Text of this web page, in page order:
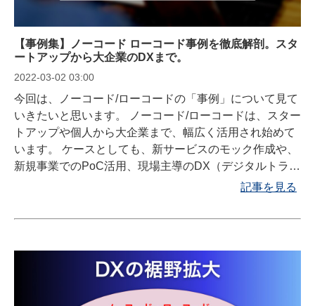
【事例集】ノーコード ローコード事例を徹底解剖。スタ
ートアップから大企業のDXまで。
2022-03-02 03:00
今回は、ノーコード/ローコードの「事例」について見て
いきたいと思います。 ノーコード/ローコードは、スター
トアップや個人から大企業まで、幅広く活用され始めて
います。 ケースとしても、新サービスのモック作成や、
新規事業でのPoC活用、現場主導のDX（デジタルトラン
スフォーメーション）、業務自動化、営業やマーケティ
す。
記事を見る